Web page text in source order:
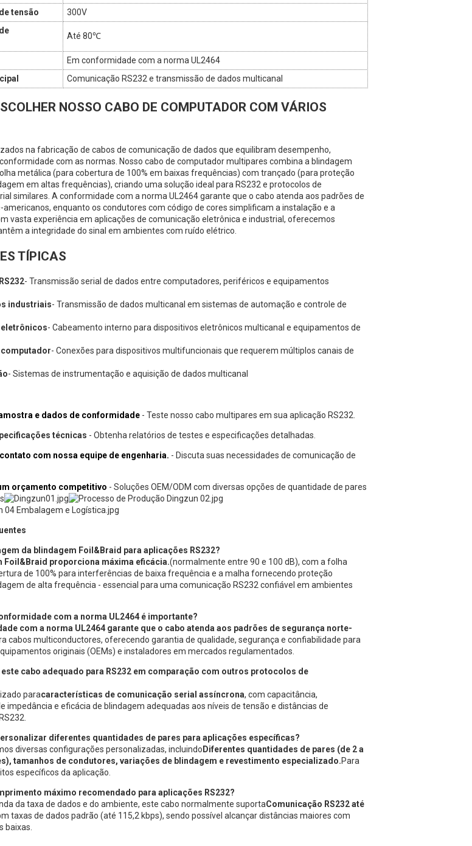
tensão
300V
Até 80℃
Em conformidade com a norma UL2464
Comunicação RS232 e transmissão de dados multicanal
NOSSO CABO DE COMPUTADOR COM VÁRIOS
na fabricação de cabos de comunicação de dados que equilibram desempenho,
com as normas. Nosso cabo de computador multipares combina a blindagem
metálica (para cobertura de 100% em baixas frequências) com trançado (para proteção
em altas frequências), criando uma solução ideal para RS232 e protocolos de
similares. A conformidade com a norma UL2464 garante que o cabo atenda aos padrões de
enquanto os condutores com código de cores simplificam a instalação e a
vasta experiência em aplicações de comunicação eletrônica e industrial, oferecemos
a integridade do sinal em ambientes com ruído elétrico.
TÍPICAS
- Transmissão serial de dados entre computadores, periféricos e equipamentos
industriais- Transmissão de dados multicanal em sistemas de automação e controle de
eletrônicos- Cabeamento interno para dispositivos eletrônicos multicanal e equipamentos de
- Conexões para dispositivos multifuncionais que requerem múltiplos canais de
- Sistemas de instrumentação e aquisição de dados multicanal
e dados de conformidade - Teste nosso cabo multipares em sua aplicação RS232.
técnicas - Obtenha relatórios de testes e especificações detalhadas.
com nossa equipe de engenharia. - Discuta suas necessidades de comunicação de
orçamento competitivo - Soluções OEM/ODM com diversas opções de quantidade de pares
da blindagem Foil&Braid para aplicações RS232?
Foil&Braid proporciona máxima eficácia.(normalmente entre 90 e 100 dB), com a folha
de 100% para interferências de baixa frequência e a malha fornecendo proteção
de alta frequência - essencial para uma comunicação RS232 confiável em ambientes
com a norma UL2464 é importante?
com a norma UL2464 garante que o cabo atenda aos padrões de segurança norte-
cabos multiconductores, oferecendo garantia de qualidade, segurança e confiabilidade para
originais (OEMs) e instaladores em mercados regulamentados.
este cabo adequado para RS232 em comparação com outros protocolos de
paracaracterísticas de comunicação serial assíncrona, com capacitância,
impedância e eficácia de blindagem adequadas aos níveis de tensão e distâncias de
diferentes quantidades de pares para aplicações específicas?
diversas configurações personalizadas, incluindo Diferentes quantidades de pares (de 2 a
tamanhos de condutores, variações de blindagem e revestimento especializado.Para
específicos da aplicação.
máximo recomendado para aplicações RS232?
da taxa de dados e do ambiente, este cabo normalmente suportaComunicação RS232 até
taxas de dados padrão (até 115,2 kbps), sendo possível alcançar distâncias maiores com
baixas.